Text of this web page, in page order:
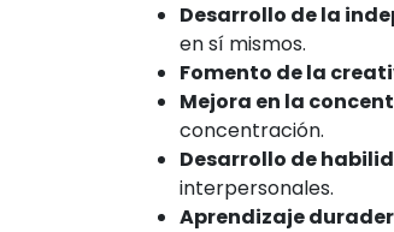
Desarrollo de la
en sí mismos.
Fomento de la
Mejora en la
concentración.
Desarrollo de
interpersonales.
Aprendizaje